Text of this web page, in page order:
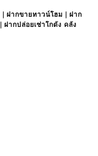
|ฝากขายทาวน์โฮม |ฝาก
|ฝากปล่อยเช่าโกดัง คลัง